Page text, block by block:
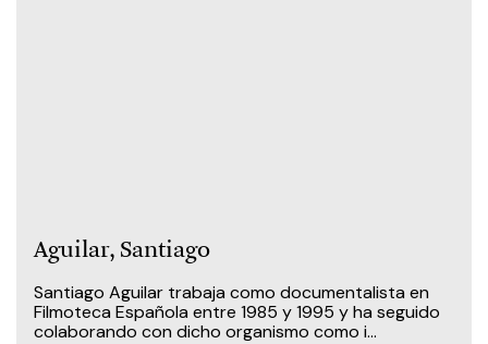
Aguilar, Santiago
Santiago Aguilar trabaja como documentalista en
Filmoteca Española entre 1985 y 1995 y ha seguido
colaborando con dicho organismo como i...